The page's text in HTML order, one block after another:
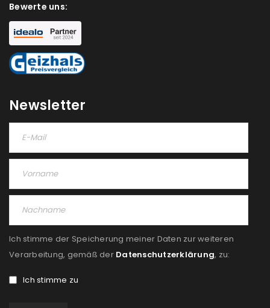
Bewerte uns:
Newsletter
Ich stimme der Speicherung meiner Daten zur weiteren
Verarbeitung, gemäß der Datenschutzerklärung, zu:
Ich stimme zu